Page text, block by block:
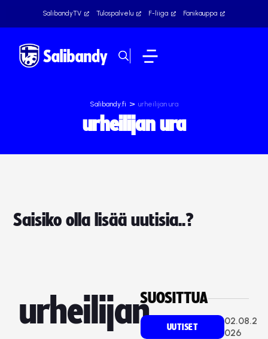
SalibandyTV Tulospalvelu F-liiga Fanikauppa
Salibandy.fi > urheilijan ura
urheilijan ura
Saisiko olla lisää uutisia..?
urheilijanSUOSITTUA
UUTISET
02.08.2
026